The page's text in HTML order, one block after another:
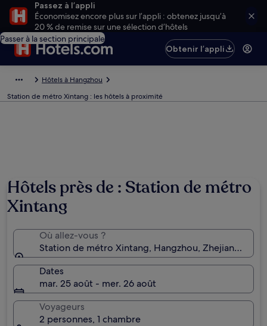
Passez à l’appli
Économisez encore plus sur l’appli : obtenez jusqu’à
20 % de remise sur une sélection d’hôtels
Passer à la section principale
Obtenir l’appli
Hôtels à Hangzhou
Station de métro Xintang : les hôtels à proximité
Hôtels près de : Station de métro
Xintang
Où allez-vous ?
Station de métro Xintang, Hangzhou, Zhejiang,
Dates
mar. 25 août - mer. 26 août
Voyageurs
2 personnes, 1 chambre